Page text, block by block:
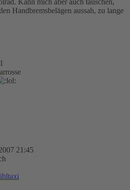
Kann mich aber auch täuschen,
Handbremsbelägen aussah, zu lange
21:45